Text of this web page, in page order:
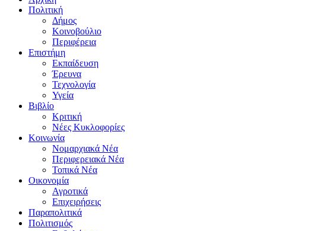
Πολιτική
Δήμος
Κοινοβούλιο
Περιφέρεια
Επιστήμη
Εκπαίδευση
Έρευνα
Τεχνολογία
Υγεία
Βιβλίο
Κριτική
Νέες Κυκλοφορίες
Κοινωνία
Νομαρχιακά Νέα
Περιφερειακά Νέα
Τοπικά Νέα
Οικονομία
Αγροτικά
Επιχειρήσεις
Παραπολιτικά
Πολιτισμός